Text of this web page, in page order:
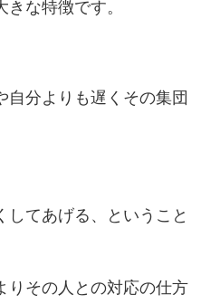
な特徴です。
自分よりも遅くその集団
してあげる、ということ
りその人との対応の仕方